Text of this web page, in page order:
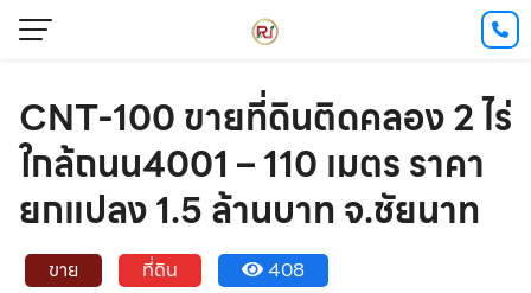
CNT-100 ขายที่ดินติดคลอง 2 ไร่
ใกล้ถนน4001 – 110 เมตร ราคา
ยกแปลง 1.5 ล้านบาท จ.ชัยนาท
ขาย ที่ดิน
408